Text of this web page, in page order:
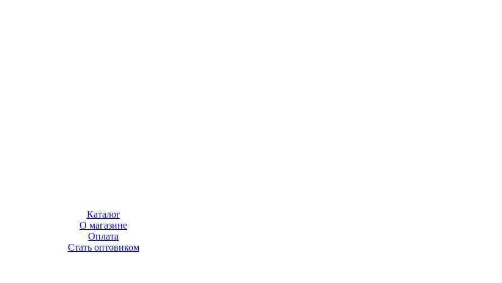
Каталог
О магазине
Оплата
Стать оптовиком